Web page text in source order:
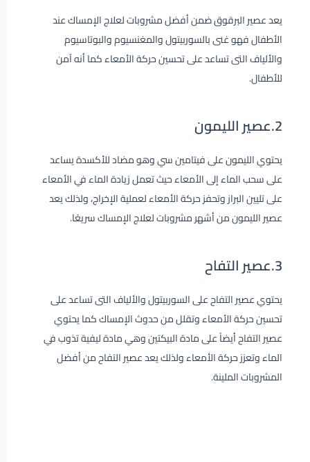
يعد عصير البرقوق ضمن أفضل مشروبات لعلاج الإمساك عند
الأطفال فهو غنى بالسوربيتول والمغنسيوم والبوتاسيوم
والألياف التى تساعد على تحسين حركة الأمعاء كما أنه آمن
للأطفال.
2.عصير الليمون
يحتوي الليمون على فيتامين سي وهو مضاد للأكسدة يساعد
على سحب الماء إلى الأمعاء حيث تعمل زيادة الماء في الأمعاء
على تليين البراز وتحفز حركة الأمعاء لعملية الإخراج، ولذلك يعد
عصير الليمون من أشهر مشروبات لعلاج الإمساك سريعًا.
3.عصير التفاح
يحتوي عصير التفاح على السوربيتول والألياف التى تساعد على
تحسين حركة الأمعاء وتقلل من حدوث الإمساك كما يحتوي
عصير التفاح أيضاً على مادة البيكتين وهي مادة ليفية تذوب في
الماء وتعزز حركة الأمعاء ولذلك يعد عصير التفاح من أفضل
المشروبات الملينة.